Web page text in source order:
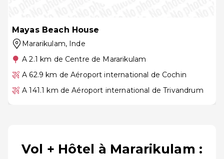
Mayas Beach House
Mararikulam, Inde
A 2.1 km de Centre de Mararikulam
A 62.9 km de Aéroport international de Cochin
A 141.1 km de Aéroport international de Trivandrum
Vol + Hôtel à Mararikulam :